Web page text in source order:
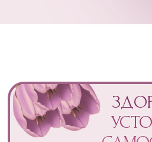
ПРОГРАММА
РЕТРИТА